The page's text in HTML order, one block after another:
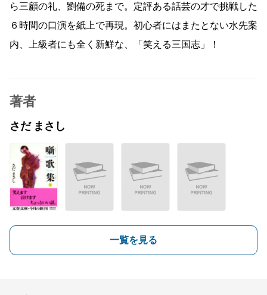
ら三顧の礼、劉備の死まで。定評ある話芸の才で挑戦した
６時間の口演を紙上で再現。初心者にはまたとない水先案
内、上級者にも全く新鮮な、「笑える三国志」！
著者
さだ まさし
一覧を見る